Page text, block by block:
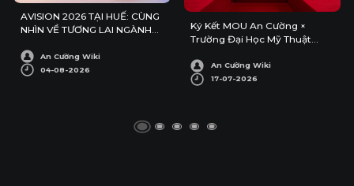
AVISION 2026 TẠI HUẾ: CÙNG
NHÌN VỀ TƯƠNG LAI NGÀNH
An Cường Wiki
04-08-2026
Ký Kết MOU An Cường ×
Trường Đại Học Mỹ Thuật
An Cường Wiki
17-07-2026